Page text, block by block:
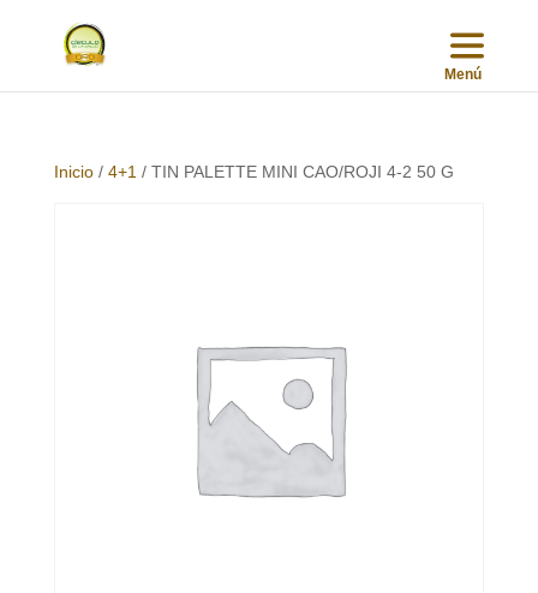
Inicio/ 4+1 / TIN PALETTE MINI CAO/ROJI 4-2 50 G